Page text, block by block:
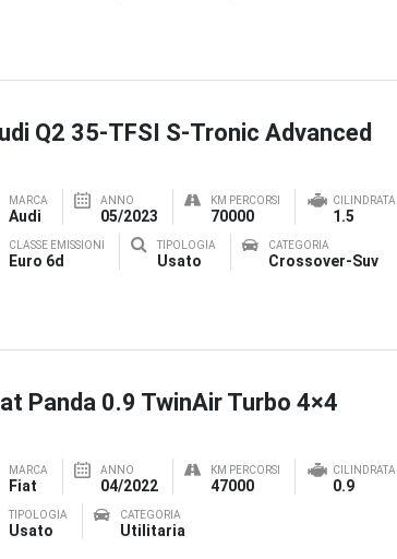
Q2 35-TFSI S-Tronic Advanced
MARCA
Audi
ANNO
05/2023
KM PERCORSI
70000
CILINDRATA
1.5
CLASSE EMISSIONI
Euro 6d
TIPOLOGIA
Usato
CATEGORIA
Crossover-Suv
Panda 0.9 TwinAir Turbo 4×4
MARCA
Fiat
ANNO
04/2022
KM PERCORSI
47000
CILINDRATA
0.9
TIPOLOGIA
Usato
CATEGORIA
Utilitaria